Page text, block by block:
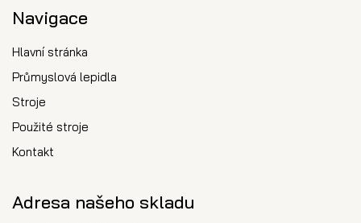
Navigace
Hlavní stránka
Průmyslová lepidla
Stroje
Použité stroje
Kontakt
Adresa našeho skladu